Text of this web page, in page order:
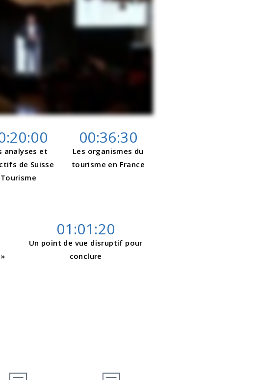
:20:00
analyses et
de Suisse
Tourisme
00:36:30
Les organismes du
tourisme en France
01:01:20
Un point de vue disruptif pour
conclure